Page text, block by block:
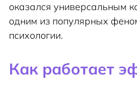
оказался универсальным
одним из популярных
психологии.
Как работает